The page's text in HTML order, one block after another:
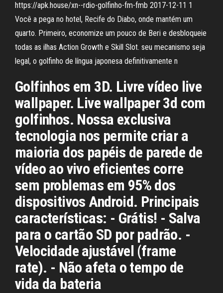
https://apk.house/xn--rdio-golfinho-fm-fmb 2017-12-11 1
Você a pega no hotel, Recife do Diabo, onde mantém um
quarto. Primeiro, economize um pouco de Beri e desbloqueie
todas as ilhas Action Growth e Skill Slot. seu mecanismo seja
legal, o golfinho de língua japonesa definitivamente n
Golfinhos em 3D. Livre vídeo live
wallpaper. Live wallpaper 3d com
golfinhos. Nossa exclusiva
tecnologia nos permite criar a
maioria dos papéis de parede de
vídeo ao vivo eficientes corre
sem problemas em 95% dos
dispositivos Android. Principais
características: - Grátis! - Salva
para o cartão SD por padrão. -
Velocidade ajustável (frame
rate). - Não afeta o tempo de
vida da bateria